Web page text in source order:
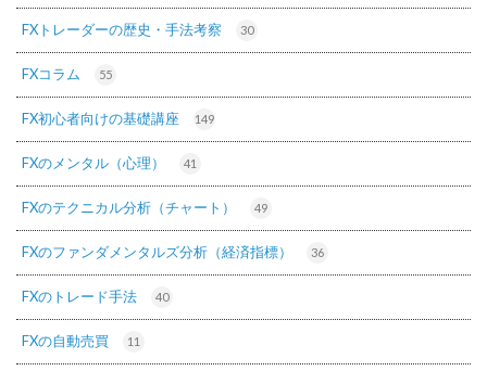
FXトレーダーの歴史・手法考察 30
FXコラム 55
FX初心者向けの基礎講座 149
FXのメンタル（心理） 41
FXのテクニカル分析（チャート） 49
FXのファンダメンタルズ分析（経済指標） 36
FXのトレード手法 40
FXの自動売買 11